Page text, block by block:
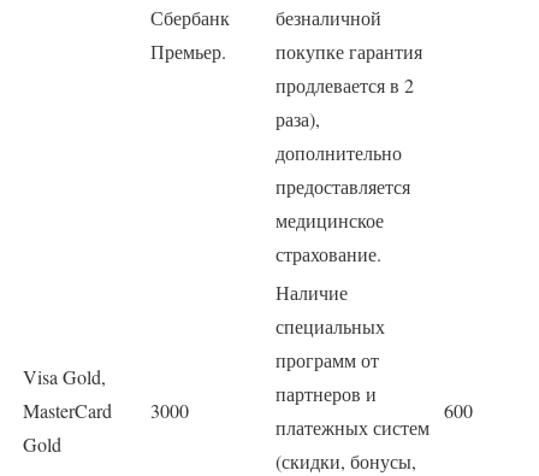
Сбербанк
Премьер.
безналичной
покупке гарантия
продлевается в 2
раза),
дополнительно
предоставляется
медицинское
страхование.
Visa Gold,
MasterCard
Gold
3000
Наличие
специальных
программ от
партнеров и
платежных систем
(скидки, бонусы,
600